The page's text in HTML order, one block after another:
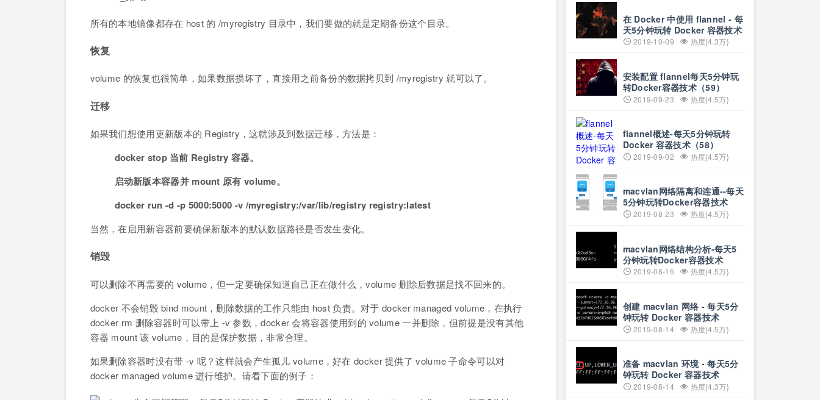
所有的本地镜像都存在 host 的 /myregistry 目录中，我们要做的就是定期备份这个目录。
恢复
volume 的恢复也很简单，如果数据损坏了，直接用之前备份的数据拷贝到 /myregistry 就可以了。
迁移
如果我们想使用更新版本的 Registry，这就涉及到数据迁移，方法是：
docker stop 当前 Registry 容器。
启动新版本容器并 mount 原有 volume。
docker run -d -p 5000:5000 -v /myregistry:/var/lib/registry registry:latest
当然，在启用新容器前要确保新版本的默认数据路径是否发生变化。
销毁
可以删除不再需要的 volume，但一定要确保知道自己正在做什么，volume 删除后数据是找不回来的。
docker 不会销毁 bind mount，删除数据的工作只能由 host 负责。对于 docker managed volume，在执行
docker rm 删除容器时可以带上 -v 参数，docker 会将容器使用到的 volume 一并删除，但前提是没有其他
容器 mount 该 volume，目的是保护数据，非常合理。
如果删除容器时没有带 -v 呢？这样就会产生孤儿 volume，好在 docker 提供了 volume 子命令可以对
docker managed volume 进行维护。请看下面的例子：
在 Docker 中使用 flannel - 每
天5分钟玩转 Docker 容器技术
（60）
2019-10-09 热度{4.3万}
安装配置 flannel每天5分钟玩
转Docker容器技术（59）
2019-09-23 热度{4.5万}
flannel概述-每天5分钟玩转
Docker 容器技术（58）
2019-09-02 热度{4.5万}
macvlan网络隔离和连通--每天
5分钟玩转Docker容器技术
（57）
2019-08-23 热度{4.5万}
macvlan网络结构分析-每天5
分钟玩转Docker容器技术
（56）
2019-08-16 热度{4.5万}
创建 macvlan 网络 - 每天5分
钟玩转 Docker 容器技术
（55）
2019-08-14 热度{4.5万}
准备 macvlan 环境 - 每天5分
钟玩转 Docker 容器技术
（54）
2019-08-14 热度{4.3万}